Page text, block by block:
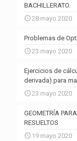
BACHILLERATO.
28 mayo 2020
Problemas de
23 mayo 2020
Ejercicios de
derivada) para
23 mayo 2020
GEOMETRÍA
RESUELTOS
19 mayo 2020